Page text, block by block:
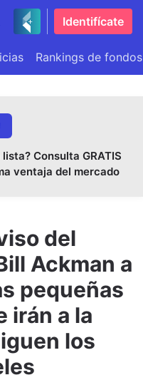
Identifícate
Rankings de fondos
Consulta GRATIS
ventaja del mercado
del
Ackman a
pequeñas
irán a la
los